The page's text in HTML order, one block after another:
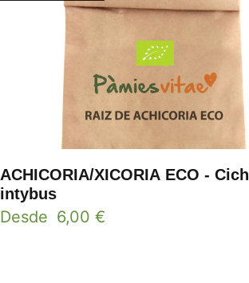
ACHICORIA/XICORIA ECO -
intybus
Desde 6,00 €